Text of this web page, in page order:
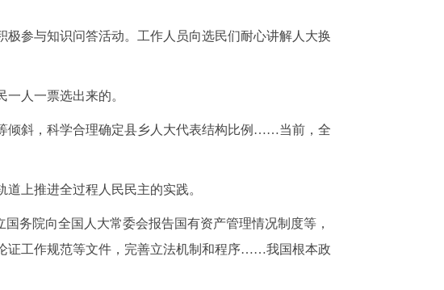
参与知识问答活动。工作人员向选民们耐心讲解人大换
人一票选出来的。
斜，科学合理确定县乡人大代表结构比例 ……当前，全
上推进全过程人民民主的实践。
务院向全国人大常委会报告国有资产管理情况制度等，
证工作规范等文件，完善立法机制和程序……我国根本政